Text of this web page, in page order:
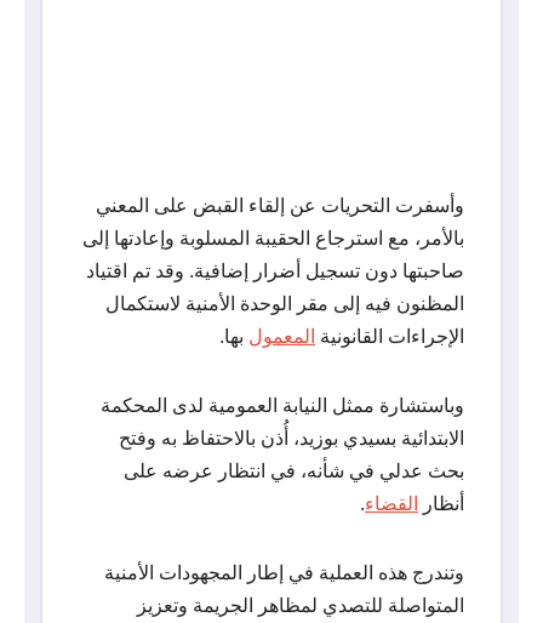
وأسفرت التحريات عن إلقاء القبض على المعني
بالأمر، مع استرجاع الحقيبة المسلوبة وإعادتها إلى
صاحبتها دون تسجيل أضرار إضافية. وقد تم اقتياد
المظنون فيه إلى مقر الوحدة الأمنية لاستكمال
الإجراءات القانونية المعمول بها.
وباستشارة ممثل النيابة العمومية لدى المحكمة
الابتدائية بسيدي بوزيد، أُذن بالاحتفاظ به وفتح
بحث عدلي في شأنه، في انتظار عرضه على
أنظار
القضاء.
وتندرج هذه العملية في إطار المجهودات الأمنية
المتواصلة للتصدي لمظاهر الجريمة وتعزيز